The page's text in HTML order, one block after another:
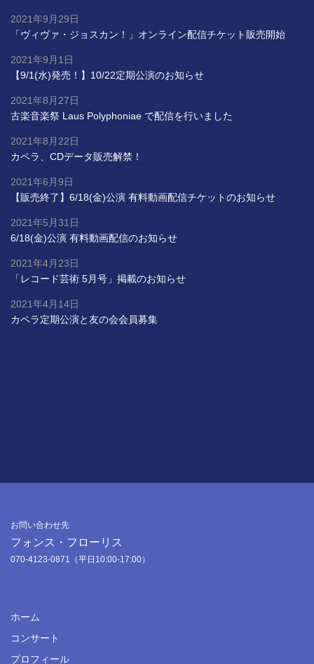
「ヴィヴァ・ジョスカン！」オンライン配信チケット販売開始
2021年9月29日
【9/1(水)発売！】10/22定期公演のお知らせ
2021年9月1日
古楽音楽祭 Laus Polyphoniae で配信を行いました
2021年8月27日
カペラ、CDデータ販売解禁！
2021年8月22日
【販売終了】6/18(金)公演 有料動画配信チケットのお知らせ
2021年6月9日
6/18(金)公演 有料動画配信のお知らせ
2021年5月31日
「レコード芸術 5月号」掲載のお知らせ
2021年4月23日
カペラ定期公演と友の会会員募集
2021年4月14日
お問い合わせ先
フォンス・フローリス
070-4123-0871（平日10:00-17:00）
ホーム
コンサート
プロフィール